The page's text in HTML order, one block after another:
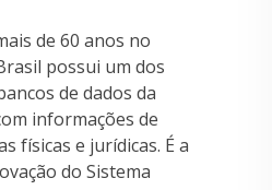
de 60 anos no
possui um dos
de dados da
informações de
físicas e jurídicas. É a
do Sistema